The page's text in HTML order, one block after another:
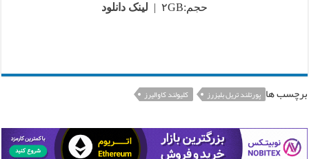
حجم:۲GB | لینک دانلود
برچسب ها پورتلند تریل بلیزرز کلیولند کاوالیرز